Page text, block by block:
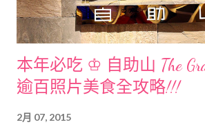
本年必吃 ♔ 自助山 The
逾百照片美食全攻略!!!
2月 07, 2015